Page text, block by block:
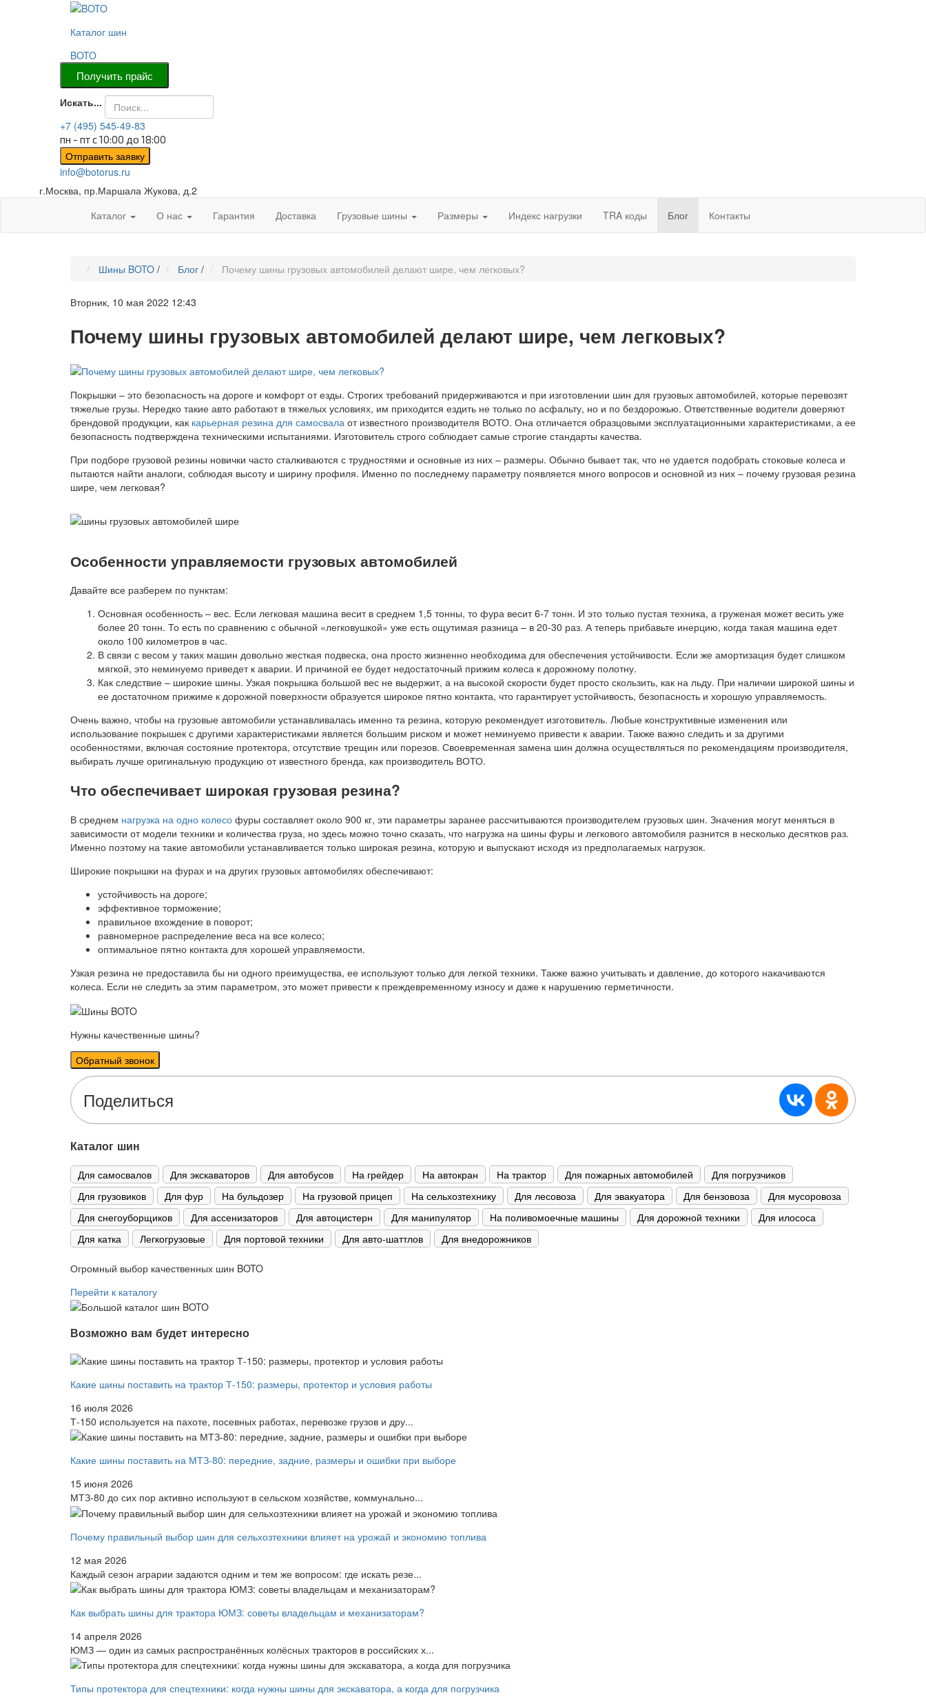
Каталог шин
BOTO
Искать...
+7 (495) 545-49-83
пн - пт с 10:00 до 18:00
info@botorus.ru
г.Москва, пр.Маршала Жукова, д.2
Каталог
О нас Гарантия Доставка Грузовые шины Размеры Индекс нагрузки TRA коды Блог Контакты
Шины BOTO / Блог / Почему шины грузовых автомобилей делают шире, чем легковых?
Вторник, 10 мая 2022 12:43
Почему шины грузовых автомобилей делают шире, чем легковых?
Покрышки – это безопасность на дороге и комфорт от езды. Строгих требований придерживаются и при изготовлении шин для грузовых автомобилей, которые перевозят
тяжелые грузы. Нередко такие авто работают в тяжелых условиях, им приходится ездить не только по асфальту, но и по бездорожью. Ответственные водители доверяют
брендовой продукции, как карьерная резина для самосвала от известного производителя ВОТО. Она отличается образцовыми эксплуатационными характеристиками, а ее
безопасность подтверждена техническими испытаниями. Изготовитель строго соблюдает самые строгие стандарты качества.
При подборе грузовой резины новички часто сталкиваются с трудностями и основные из них – размеры. Обычно бывает так, что не удается подобрать стоковые колеса и
пытаются найти аналоги, соблюдая высоту и ширину профиля. Именно по последнему параметру появляется много вопросов и основной из них – почему грузовая резина
шире, чем легковая?
Особенности управляемости грузовых автомобилей
Давайте все разберем по пунктам:
Основная особенность – вес. Если легковая машина весит в среднем 1,5 тонны, то фура весит 6-7 тонн. И это только пустая техника, а груженая может весить уже
более 20 тонн. То есть по сравнению с обычной «легковушкой» уже есть ощутимая разница – в 20-30 раз. А теперь прибавьте инерцию, когда такая машина едет
около 100 километров в час.
В связи с весом у таких машин довольно жесткая подвеска, она просто жизненно необходима для обеспечения устойчивости. Если же амортизация будет слишком
мягкой, это неминуемо приведет к аварии. И причиной ее будет недостаточный прижим колеса к дорожному полотну.
Как следствие – широкие шины. Узкая покрышка большой вес не выдержит, а на высокой скорости будет просто скользить, как на льду. При наличии широкой шины и
ее достаточном прижиме к дорожной поверхности образуется широкое пятно контакта, что гарантирует устойчивость, безопасность и хорошую управляемость.
Очень важно, чтобы на грузовые автомобили устанавливалась именно та резина, которую рекомендует изготовитель. Любые конструктивные изменения или
использование покрышек с другими характеристиками является большим риском и может неминуемо привести к аварии. Также важно следить и за другими
особенностями, включая состояние протектора, отсутствие трещин или порезов. Своевременная замена шин должна осуществляться по рекомендациям производителя,
выбирать лучше оригинальную продукцию от известного бренда, как производитель ВОТО.
Что обеспечивает широкая грузовая резина?
В среднем нагрузка на одно колесо фуры составляет около 900 кг, эти параметры заранее рассчитываются производителем грузовых шин. Значения могут меняться в
зависимости от модели техники и количества груза, но здесь можно точно сказать, что нагрузка на шины фуры и легкового автомобиля разнится в несколько десятков раз.
Именно поэтому на такие автомобили устанавливается только широкая резина, которую и выпускают исходя из предполагаемых нагрузок.
Широкие покрышки на фурах и на других грузовых автомобилях обеспечивают:
устойчивость на дороге;
эффективное торможение;
правильное вхождение в поворот;
равномерное распределение веса на все колесо;
оптимальное пятно контакта для хорошей управляемости.
Узкая резина не предоставила бы ни одного преимущества, ее используют только для легкой техники. Также важно учитывать и давление, до которого накачиваются
колеса. Если не следить за этим параметром, это может привести к преждевременному износу и даже к нарушению герметичности.
Нужны качественные шины?
Поделиться
Каталог шин
Для самосвалов Для экскаваторов Для автобусов На грейдер На автокран На трактор Для пожарных автомобилей
Для погрузчиков
Для грузовиков
Для фур На бульдозер На грузовой прицеп На сельхозтехнику Для лесовоза Для эвакуатора Для бензовоза
Для мусоровоза
Для снегоуборщиков
Для ассенизаторов Для автоцистерн Для манипулятор На поливомоечные машины Для дорожной техники
Для илососа
Для катка
Легкогрузовые Для портовой техники Для авто-шаттлов Для внедорожников
Огромный выбор качественных шин BOTO
Перейти к каталогу
Возможно вам будет интересно
Какие шины поставить на трактор Т-150: размеры, протектор и условия работы
16 июля 2026
Т-150 используется на пахоте, посевных работах, перевозке грузов и дру...
Какие шины поставить на МТЗ-80: передние, задние, размеры и ошибки при выборе
15 июня 2026
МТЗ-80 до сих пор активно используют в сельском хозяйстве, коммунально...
Почему правильный выбор шин для сельхозтехники влияет на урожай и экономию топлива
12 мая 2026
Каждый сезон аграрии задаются одним и тем же вопросом: где искать резе...
Как выбрать шины для трактора ЮМЗ: советы владельцам и механизаторам?
14 апреля 2026
ЮМЗ — один из самых распространённых колёсных тракторов в российских х...
Типы протектора для спецтехники: когда нужны шины для экскаватора, а когда для погрузчика